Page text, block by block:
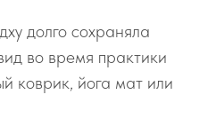
долго сохраняла
во время практики
коврик, йога мат или